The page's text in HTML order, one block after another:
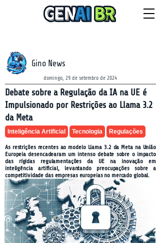
Gino News
domingo, 29 de setembro de 2024
Debate sobre a Regulação da IA na UE é
Impulsionado por Restrições ao Llama 3.2
da Meta
Inteligência Artificial Tecnologia Regulações
As restrições recentes ao modelo Llama 3.2 da Meta na União
Europeia desencadearam um intenso debate sobre o impacto
das rígidas regulamentações da UE na inovação em
inteligência artificial, levantando preocupações sobre a
competitividade das empresas europeias no mercado global.